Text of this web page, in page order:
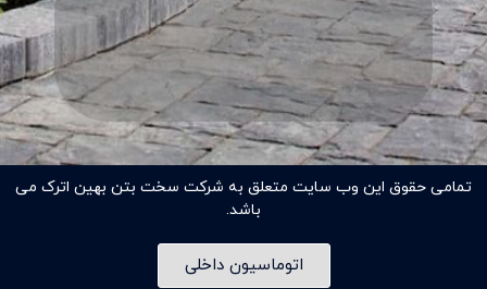
تمامی حقوق این وب سایت متعلق به شرکت سخت بتن بهین اترک می
باشد.
اتوماسیون داخلی